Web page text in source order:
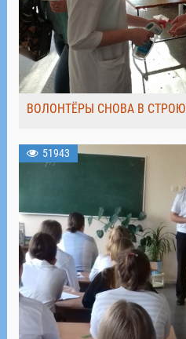
ВОЛОНТЁРЫ СНОВА В СТРОЮ
51943